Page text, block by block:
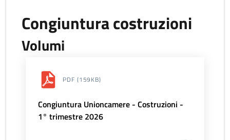
Congiuntura costruzioni
Volumi
PDF (159KB)
Congiuntura Unioncamere - Costruzioni -
1° trimestre 2026